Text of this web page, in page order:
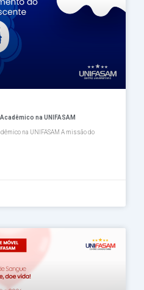
na UNIFASAM
na UNIFASAM A missão do